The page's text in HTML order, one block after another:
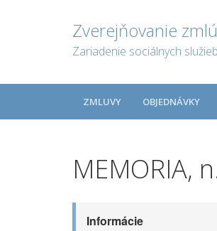
Zverejňovanie
Zariadenie sociálnych
ZMLUVY OBJEDNÁVKY
MEMORIA,
Informácie